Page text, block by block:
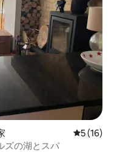
レビュー
5 (16)
ズの湖とスパ